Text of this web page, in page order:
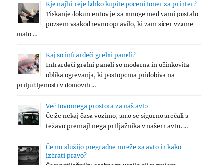
Kje najhitreje lahko kupite poceni toner za printer?
Tiskanje dokumentov je za mnoge med vami postalo
povsem vsakodnevno opravilo, ki vam sicer vzame
malo …
Kaj so infrardeči grelni paneli?
Infrardeči grelni paneli so moderna in učinkovita
oblika ogrevanja, ki postopoma pridobiva na
priljubljenosti v domovih …
Več tovornega prostora za naš avto
Če že nekaj časa vozimo, smo se sigurno srečali s
težavo premajhnega prtljažnika v našem avtu. …
Čemu služijo pregradne mreže za avto in kako
izbrati pravo?